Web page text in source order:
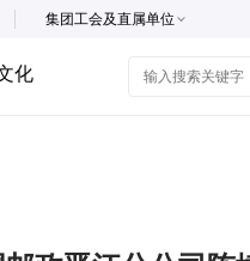
集团工会及直属单位
化